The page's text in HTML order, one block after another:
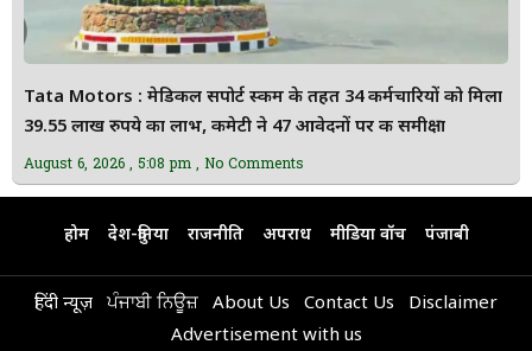
Tata Motors : मेडिकल सपोर्ट स्कीम के तहत 34 कर्मचारियों को मिला
39.55 लाख रुपये का लाभ, कमेटी ने 47 आवेदनों पर की समीक्षा
August 6, 2026 5:08 pm No Comments
होम देश-दुनिया राजनीति अपराध मीडिया वॉच पंजाबी
हिंदी न्यूज़ ਪੰਜਾਬੀ ਨਿਊਜ਼ About Us Contact Us
Disclaimer
Advertisement with us